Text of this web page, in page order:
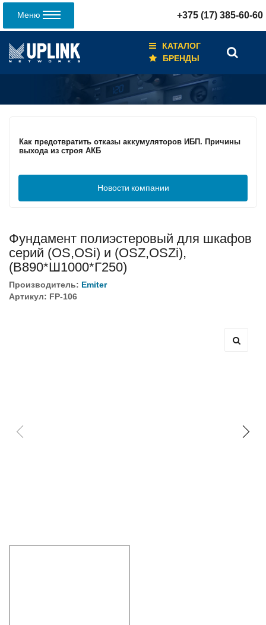
Меню +375 (17) 385-60-60
КАТАЛОГ
БРЕНДЫ
Кабели для промышленных сетей в новом каталоге ANC
Как предотвратить отказы аккумуляторов ИБП. Причины
выхода из строя АКБ
С 3–4 ноября 2025 г. инвентаризация на складе. Отгрузка
товара производиться не будет!
ИБП с мощным зарядным устройством и
масштабируемым временем автономной работы в
зависимости от подключаемых внешних АКБ
Оборудование связи и решения для электрических
Новости компании
Фундамент полиэстеровый для шкафов
серий (OS,OSi) и (OSZ,OSZi),
(В890*Ш1000*Г250)
Производитель: Emiter
Артикул: FP-106